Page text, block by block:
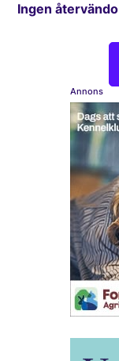
Ingen återvändo
Annons